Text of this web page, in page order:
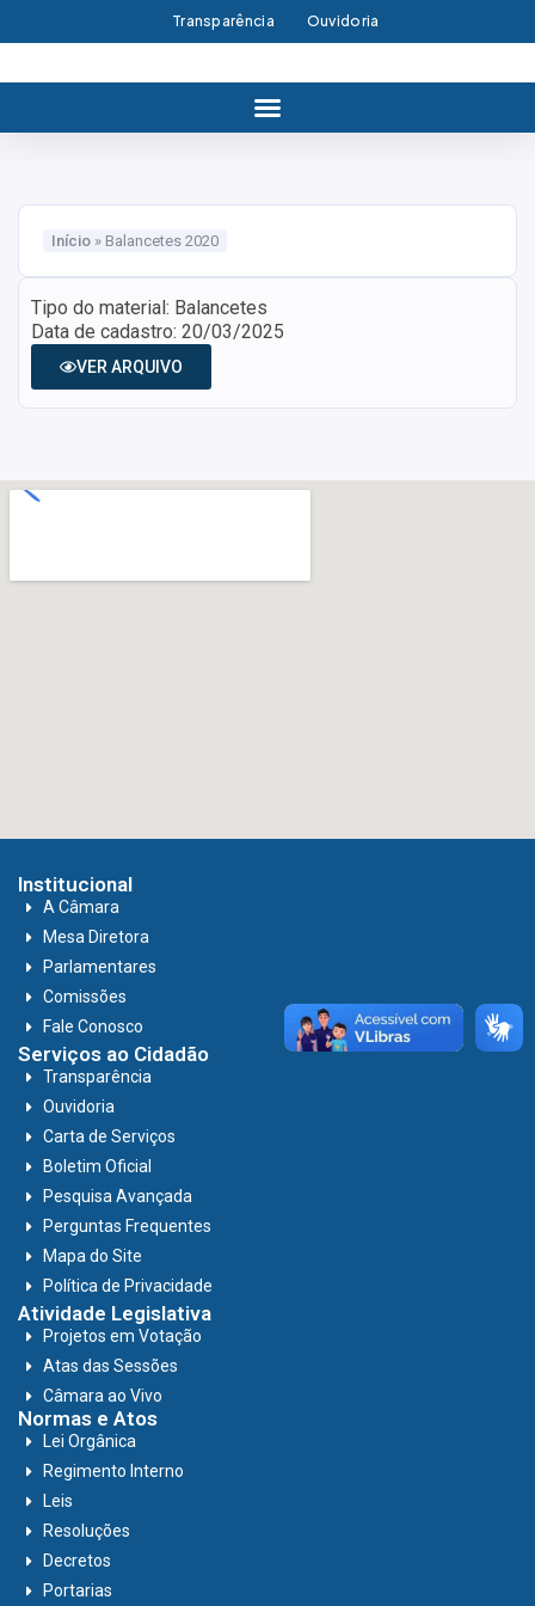
Transparência Ouvidoria
Início » Balancetes 2020
Tipo do material: Balancetes
Data de cadastro: 20/03/2025
VER ARQUIVO
Institucional
A Câmara
Mesa Diretora
Parlamentares
Comissões
Fale Conosco
Serviços ao Cidadão
Transparência
Ouvidoria
Carta de Serviços
Boletim Oficial
Pesquisa Avançada
Perguntas Frequentes
Mapa do Site
Política de Privacidade
Atividade Legislativa
Projetos em Votação
Atas das Sessões
Câmara ao Vivo
Normas e Atos
Lei Orgânica
Regimento Interno
Leis
Resoluções
Decretos
Portarias